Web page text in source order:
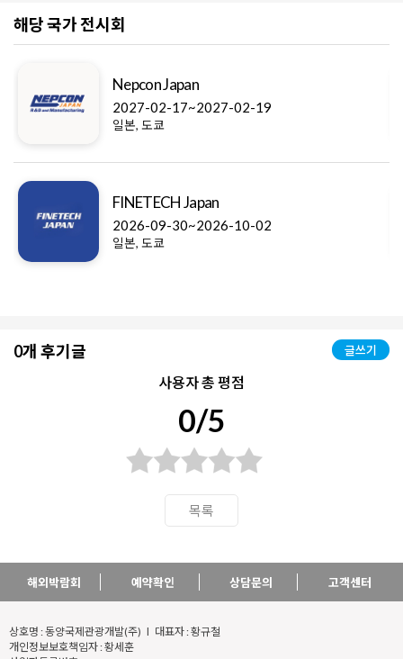
해당 국가 전시회
Nepcon Japan
2027-02-17~2027-02-19
일본, 도쿄
FINETECH Japan
2026-09-30~2026-10-02
일본, 도쿄
0개 후기글 글쓰기
사용자 총 평점
0/5
목록
해외박람회 예약확인 상담문의 고객센터
상호명 : 동양국제관광개발(주) l 대표자 : 황규철
개인정보보호책임자 : 황세훈